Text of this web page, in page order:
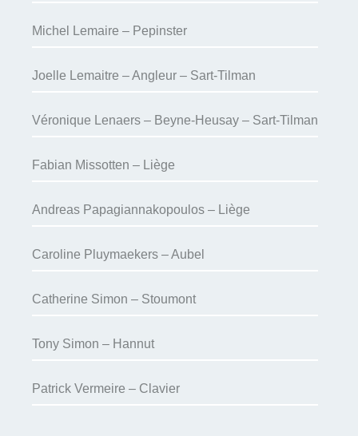
Michel Lemaire – Pepinster
Joelle Lemaitre – Angleur – Sart-Tilman
Véronique Lenaers – Beyne-Heusay – Sart-Tilman
Fabian Missotten – Liège
Andreas Papagiannakopoulos – Liège
Caroline Pluymaekers – Aubel
Catherine Simon – Stoumont
Tony Simon – Hannut
Patrick Vermeire – Clavier